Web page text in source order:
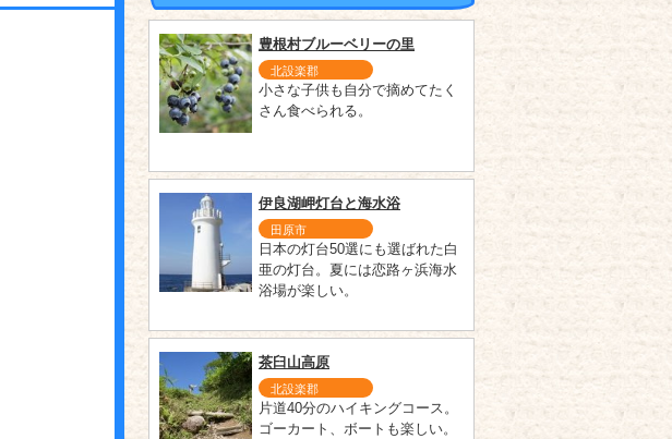
豊根村ブルーベリーの里
北設楽郡
小さな子供も自分で摘めてたく
さん食べられる。
伊良湖岬灯台と海水浴
田原市
日本の灯台50選にも選ばれた白
亜の灯台。夏には恋路ヶ浜海水
浴場が楽しい。
茶臼山高原
北設楽郡
片道40分のハイキングコース。
ゴーカート、ボートも楽しい。